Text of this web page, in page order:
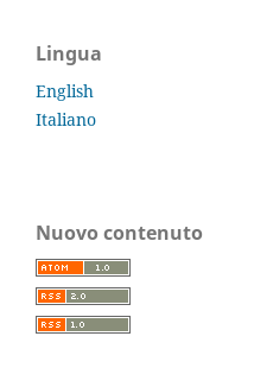
Lingua
English
Italiano
Nuovo contenuto